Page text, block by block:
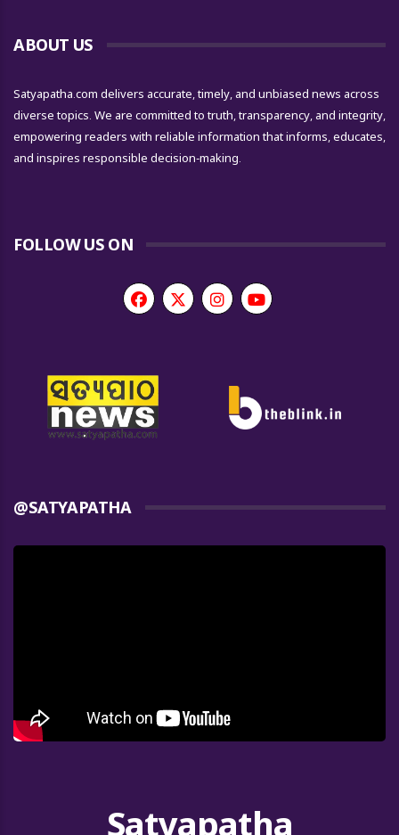
ABOUT US
Satyapatha.com delivers accurate, timely, and unbiased news across
diverse topics. We are committed to truth, transparency, and integrity,
empowering readers with reliable information that informs, educates,
and inspires responsible decision-making.
FOLLOW US ON
@SATYAPATHA
Satyapatha